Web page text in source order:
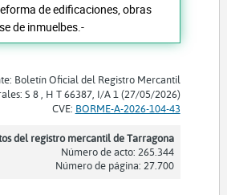
de edificaciones, obras
de inmuelbes.-
Boletín Oficial del Registro Mercantil
S 8 , H T 66387, I/A 1 (27/05/2026)
CVE: BORME-A-2026-104-43
del registro mercantil de Tarragona
Número de acto: 265.344
Número de página: 27.700